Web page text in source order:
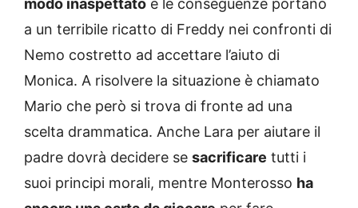
modo inaspettato e le conseguenze portano
a un terribile ricatto di Freddy nei confronti di
Nemo costretto ad accettare l’aiuto di
Monica. A risolvere la situazione è chiamato
Mario che però si trova di fronte ad una
scelta drammatica. Anche Lara per aiutare il
padre dovrà decidere se sacrificare tutti i
suoi principi morali, mentre Monterosso ha